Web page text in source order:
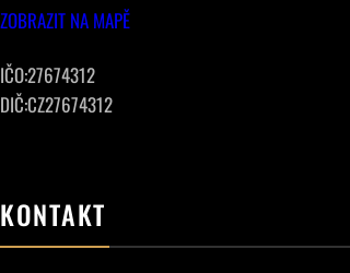
ZOBRAZIT NA MAPĚ
IČO:27674312
DIČ:CZ27674312
KONTAKT